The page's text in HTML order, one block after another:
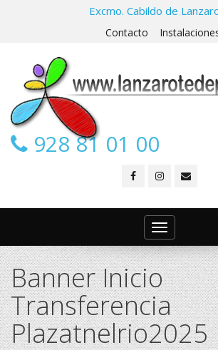
Excmo. Cabildo de
Contacto
928 81 01 00
Toggle
navigation
Banner Inicio
Transferencia
Plazatnelrio2025